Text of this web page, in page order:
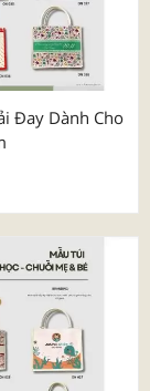
Đay Dành Cho